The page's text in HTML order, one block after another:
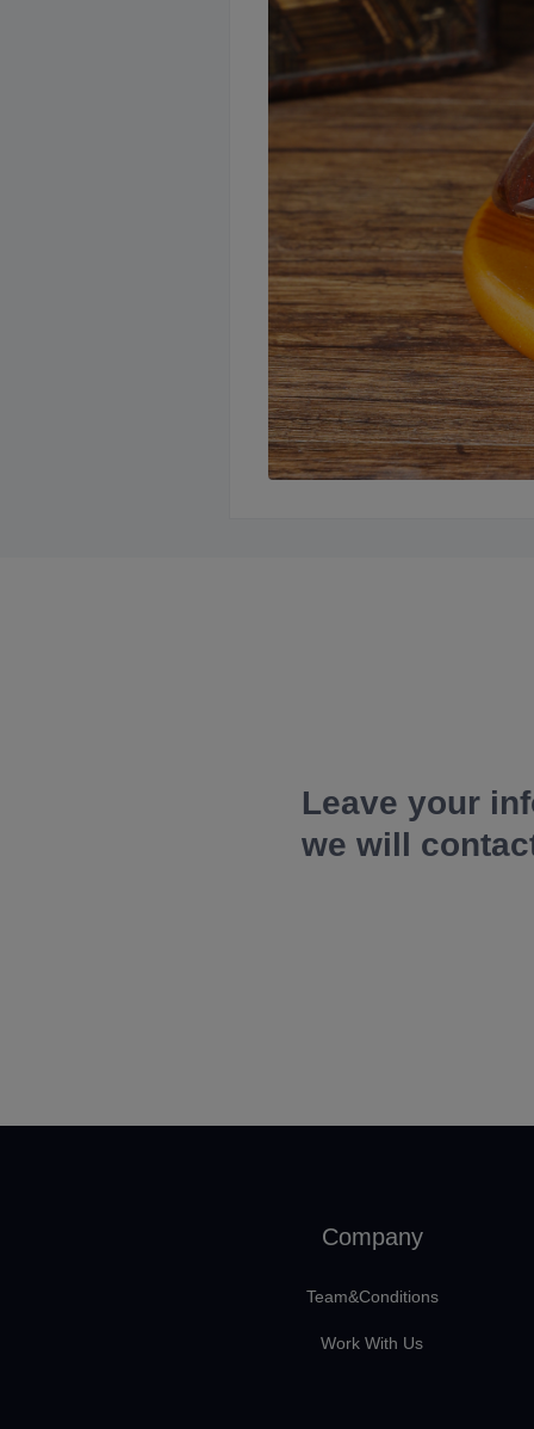
Leave your
we will
Company
Team&Conditions
Work With Us